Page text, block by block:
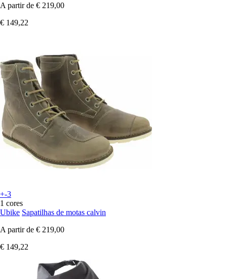
A partir de € 219,00
€ 149,22
+-3
1 cores
Ubike Sapatilhas de motas calvin
A partir de € 219,00
€ 149,22